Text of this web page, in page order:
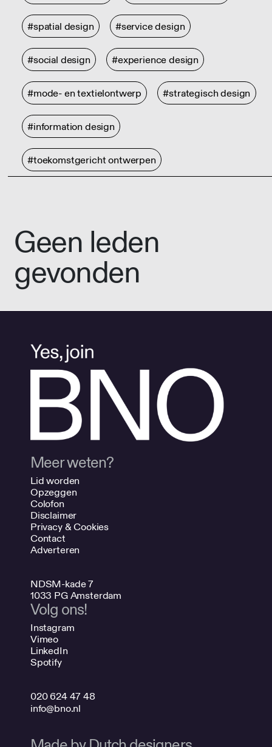
#spatial design #service design
#social design #experience design
#mode- en textielontwerp #strategisch design
#information design
#toekomstgericht ontwerpen
Geen leden
gevonden
Meer weten?
Lid worden
Opzeggen
Colofon
Disclaimer
Privacy & Cookies
Contact
Adverteren
NDSM-kade 7
1033 PG Amsterdam
Volg ons!
Instagram
Vimeo
LinkedIn
Spotify
020 624 47 48
info@bno.nl